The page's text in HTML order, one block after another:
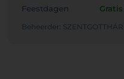
Feestdagen
Gratis
Beheerder: